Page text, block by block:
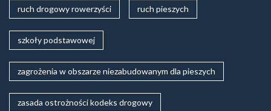
ruch drogowy rowerzyści ruch pieszych
szkoły podstawowej
zagrożenia w obszarze niezabudowanym dla pieszych
zasada ostrożności kodeks drogowy